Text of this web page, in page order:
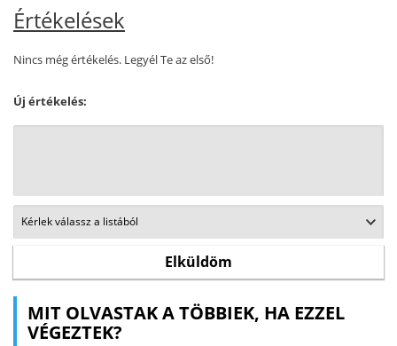
Értékelések
Nincs még értékelés. Legyél Te az első!
Új értékelés:
MIT OLVASTAK A TÖBBIEK, HA EZZEL
VÉGEZTEK?